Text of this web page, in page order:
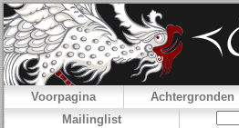
Voorpagina Achtergronden
Mailinglist